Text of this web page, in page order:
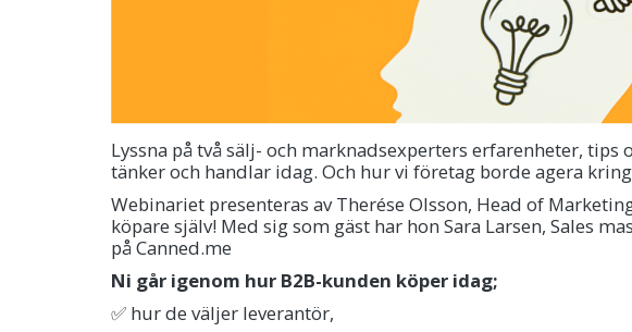
Lyssna på två sälj- och marknadsexperters erfarenheter, tips
tänker och handlar idag. Och hur vi företag borde agera
Webinariet presenteras av Therése Olsson, Head of
köpare själv! Med sig som gäst har hon Sara Larsen, Sales
på Canned.me
Ni går igenom hur B2B-kunden köper idag;
✅ hur de väljer leverantör,